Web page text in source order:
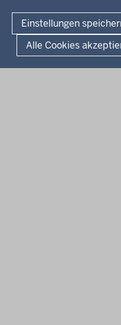
Einstellungen
Alle Cookies
Organisationsplan
Dokumente und Ressourcen